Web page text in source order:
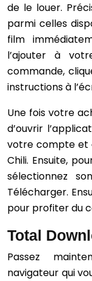
de le louer.
parmi celles
film
l’ajouter à
commande,
instructions à
Une fois votre
d’ouvrir
votre compte et
Chili. Ensuite,
sélectionnez
Télécharger.
pour profiter du
Total
Passez
navigateur qui